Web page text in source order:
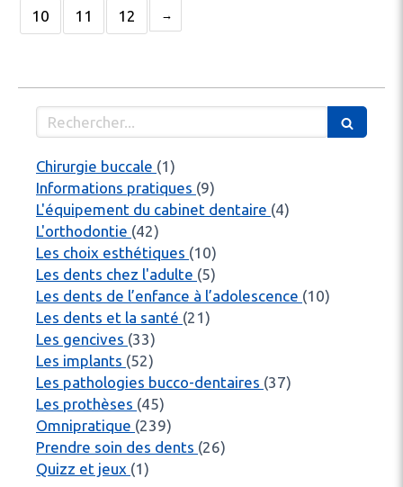
10 11 12
Rechercher
Chirurgie buccale (1)
Informations pratiques (9)
L'équipement du cabinet dentaire (4)
L'orthodontie (42)
Les choix esthétiques (10)
Les dents chez l'adulte (5)
Les dents de l’enfance à l’adolescence (10)
Les dents et la santé (21)
Les gencives (33)
Les implants (52)
Les pathologies bucco-dentaires (37)
Les prothèses (45)
Omnipratique (239)
Prendre soin des dents (26)
Quizz et jeux (1)